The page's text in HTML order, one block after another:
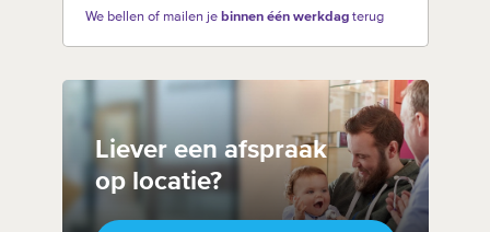
We bellen of mailen je binnen één werkdagterug
Liever een afspraak
op locatie?